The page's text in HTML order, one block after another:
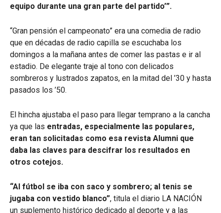
equipo durante una gran parte del partido’”.
“Gran pensión el campeonato” era una comedia de radio
que en décadas de radio capilla se escuchaba los
domingos a la mañana antes de comer las pastas e ir al
estadio. De elegante traje al tono con delicados
sombreros y lustrados zapatos, en la mitad del ’30 y hasta
pasados los ’50.
El hincha ajustaba el paso para llegar temprano a la cancha
ya que las entradas, especialmente las populares,
eran tan solicitadas como esa revista Alumni que
daba las claves para descifrar los resultados en
otros cotejos.
“Al fútbol se iba con saco y sombrero; al tenis se
jugaba con vestido blanco”, titula el diario LA NACIÓN
un suplemento histórico dedicado al deporte y a las